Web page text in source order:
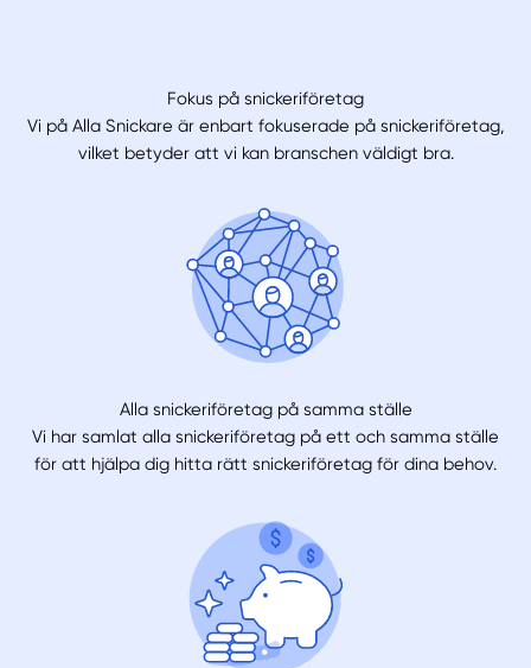
Fokus på snickeriföretag
Vi på Alla Snickare är enbart fokuserade på snickeriföretag,
vilket betyder att vi kan branschen väldigt bra.
Alla snickeriföretag på samma ställe
Vi har samlat alla snickeriföretag på ett och samma ställe
för att hjälpa dig hitta rätt snickeriföretag för dina behov.